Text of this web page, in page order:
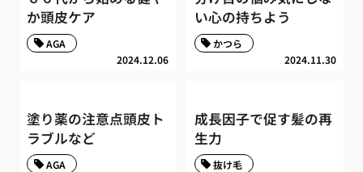
か頭皮ケア
2024.12.06
AGA
い心の持ちよう
2024.11.30
かつら
塗り薬の注意点頭皮ト
ラブルなど
AGA
成長因子で促す髪の再
生力
抜け毛